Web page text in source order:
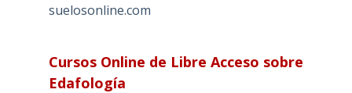
suelosonline.com
Cursos Online de Libre Acceso sobre
Edafología